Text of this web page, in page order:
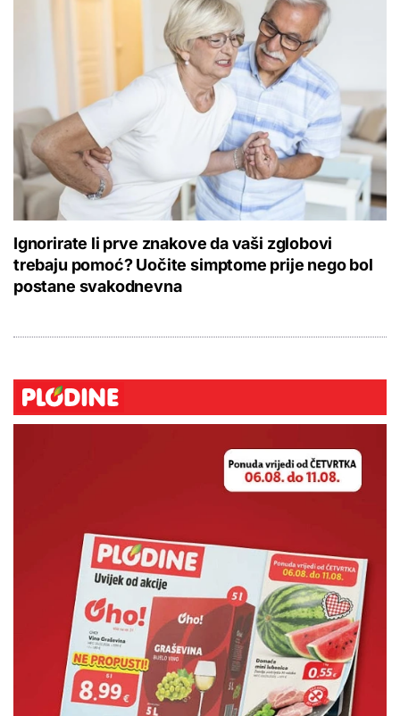
Ignorirate li prve znakove da vaši zglobovi
trebaju pomoć? Uočite simptome prije nego bol
postane svakodnevna